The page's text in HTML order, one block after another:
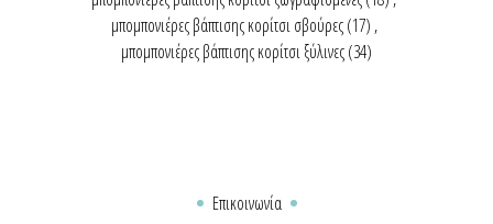
μπομπονιέρες βάπτισης κορίτσι σβούρες (17) ,
μπομπονιέρες βάπτισης κορίτσι ξύλινες(34)
Επικοινωνία